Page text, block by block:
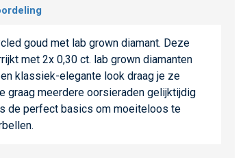
goud met lab grown diamant. Deze
met 2x 0,30 ct. lab grown diamanten
klassiek-elegante look draag je ze
graag meerdere oorsieraden gelijktijdig
de perfect basics om moeiteloos te